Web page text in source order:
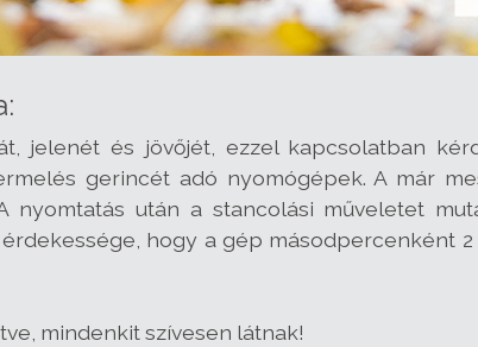
jelenét és jövőjét, ezzel kapcsolatban
gerincét adó nyomógépek. A már
nyomtatás után a stancolási műveletet
hogy a gép másodpercenként
mindenkit szívesen látnak!